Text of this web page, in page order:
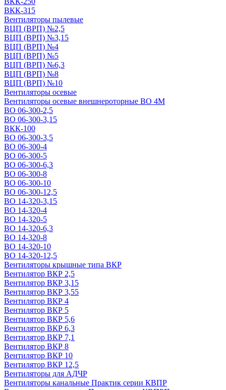
ВКК-315
Вентиляторы пылевые
ВЦП (ВРП) №2,5
ВЦП (ВРП) №3,15
ВЦП (ВРП) №4
ВЦП (ВРП) №5
ВЦП (ВРП) №6,3
ВЦП (ВРП) №8
ВЦП (ВРП) №10
Вентиляторы осевые
Вентиляторы осевые внешнероторные ВО 4М
ВО 06-300-2,5
ВО 06-300-3,15
ВКК-100
ВО 06-300-3,5
ВО 06-300-4
ВО 06-300-5
ВО 06-300-6,3
ВО 06-300-8
ВО 06-300-10
ВО 06-300-12,5
ВО 14-320-3,15
ВО 14-320-4
ВО 14-320-5
ВО 14-320-6,3
ВО 14-320-8
ВО 14-320-10
ВО 14-320-12,5
Вентиляторы крышные типа ВКР
Вентилятор ВКР 2,5
Вентилятор ВКР 3,15
Вентилятор ВКР 3,55
Вентилятор ВКР 4
Вентилятор ВКР 5
Вентилятор ВКР 5,6
Вентилятор ВКР 6,3
Вентилятор ВКР 7,1
Вентилятор ВКР 8
Вентилятор ВКР 10
Вентилятор ВКР 12,5
Вентиляторы для АДЧР
Вентиляторы канальные Практик серии КВПР